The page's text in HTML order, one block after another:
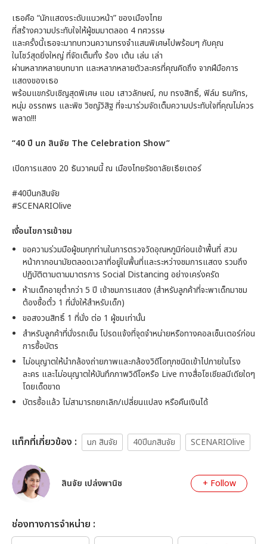
เธอคือ “นักแสดงระดับแนวหน้า” ของเมืองไทย
ที่สร้างความประทับใจให้ผู้ชมมาตลอด 4 ทศวรรษ
และครั้งนี้เธอจะมาทบทวนความทรงจำแสนพิเศษไปพร้อมๆ กับคุณ
ในโชว์สุดยิ่งใหญ่ ที่จัดเต็มทั้ง ร้อง เต้น เล่น เล่า
ผ่านหลากหลายบทบาท และหลากหลายตัวละครที่คุณคิดถึง จากฝีมือการ
แสดงของเธอ
พร้อมแขกรับเชิญสุดพิเศษ แอม เสาวลักษณ์, กบ ทรงสิทธิ์, ฟิล์ม ธนภัทร,
หนุ่ม อรรถพร และพิช วิชญ์วิสิฐ ที่จะมาร่วมจัดเต็มความประทับใจที่คุณไม่ควร
พลาด!!!
“40 ปี นก สินจัย The Celebration Show”
เปิดการแสดง 20 ธันวาคมนี้ ณ เมืองไทยรัชดาลัยเธียเตอร์
#40ปีนกสินจัย
#SCENARIOlive
เงื่อนไขการเข้าชม
ขอความร่วมมือผู้ชมทุกท่านในการตรวจวัดอุณหภูมิก่อนเข้าพื้นที่ สวม
หน้ากากอนามัยตลอดเวลาที่อยู่ในพื้นที่และระหว่างชมการแสดง รวมถึง
ปฏิบัติตามตามมาตรการ Social Distancing อย่างเคร่งครัด
ห้ามเด็กอายุต่ำกว่า 5 ปี เข้าชมการแสดง (สำหรับลูกค้าที่จะพาเด็กมาชม
ต้องซื้อตั๋ว 1 ที่นั่งให้สำหรับเด็ก)
ขอสงวนสิทธิ์ 1 ที่นั่ง ต่อ 1 ผู้ชมเท่านั้น
สำหรับลูกค้าที่นั่งรถเข็น โปรดแจ้งที่จุดจำหน่ายหรือทางคอลเซ็นเตอร์ก่อน
การซื้อบัตร
ไม่อนุญาตให้นำกล้องถ่ายภาพและกล้องวิดีโอทุกชนิดเข้าไปภายในโรง
ละคร และไม่อนุญาตให้บันทึกภาพวิดีโอหรือ Live ทางสื่อโซเชียลมีเดียใดๆ
โดยเด็ดขาด
บัตรซื้อแล้ว ไม่สามารถยกเลิก/เปลี่ยนแปลง หรือคืนเงินได้
เเท็กที่เกี่ยวข้อง : นก สินจัย 40ปีนกสินจัย SCENARIOlive
สินจัย เปล่งพานิช + Follow
ช่องทางการจำหน่าย :